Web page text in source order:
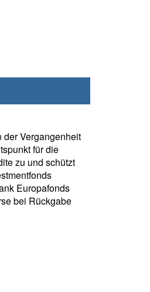
der Vergangenheit
für die
zu und schützt
Europafonds
bei Rückgabe